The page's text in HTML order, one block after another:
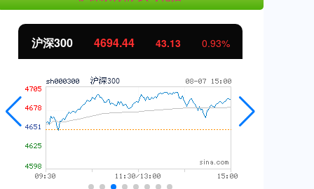
北证50 1134.24 11.37 1.01%